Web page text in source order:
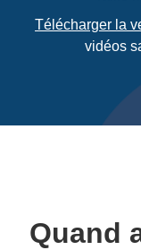
Télécharger la
vidéos
Quand